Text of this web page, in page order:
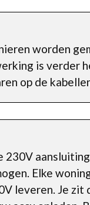
worden
is verder
op de
Elke
leveren. Je zit